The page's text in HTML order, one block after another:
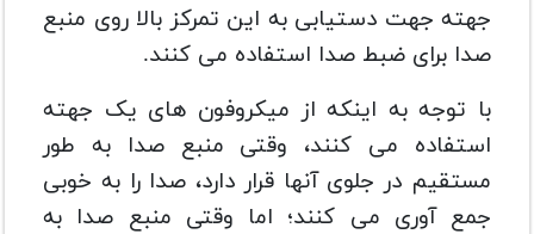
جهته جهت دستیابی به این تمرکز بالا روی منبع
صدا برای ضبط صدا استفاده می کنند.
با توجه به اینکه از میکروفون های یک جهته
استفاده می کنند، وقتی منبع صدا به طور
مستقیم در جلوی آنها قرار دارد، صدا را به خوبی
جمع آوری می کنند؛ اما وقتی منبع صدا به